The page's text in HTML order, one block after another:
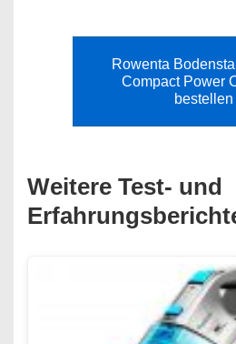
Rowenta
Compact Power
bestellen
Weitere Test- und